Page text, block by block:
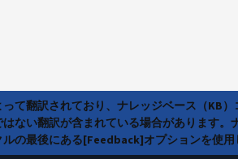
て翻訳されており、ナレッジベース（KB
ない翻訳が含まれている場合があります
の最後にある[Feedback]オプションを使用